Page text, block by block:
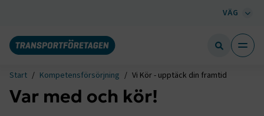
VÄG
Start Kompetensförsörjning Vi Kör - upptäck din framtid
Var med och kör!